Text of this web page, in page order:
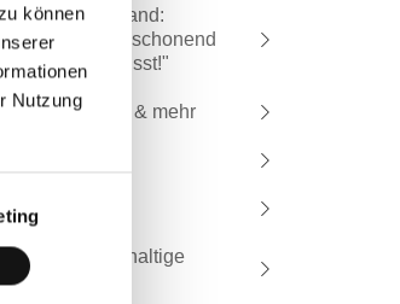
können
Nutzung
"Burgenland:
klimaschonend
umweltbewusst!"
Lernvideos & mehr
Festl
für nachhaltige